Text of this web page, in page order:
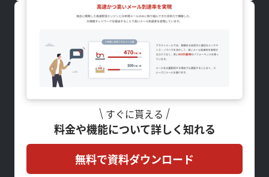
すぐに貰える
料金や機能について詳しく知れる
無料で資料ダウンロード